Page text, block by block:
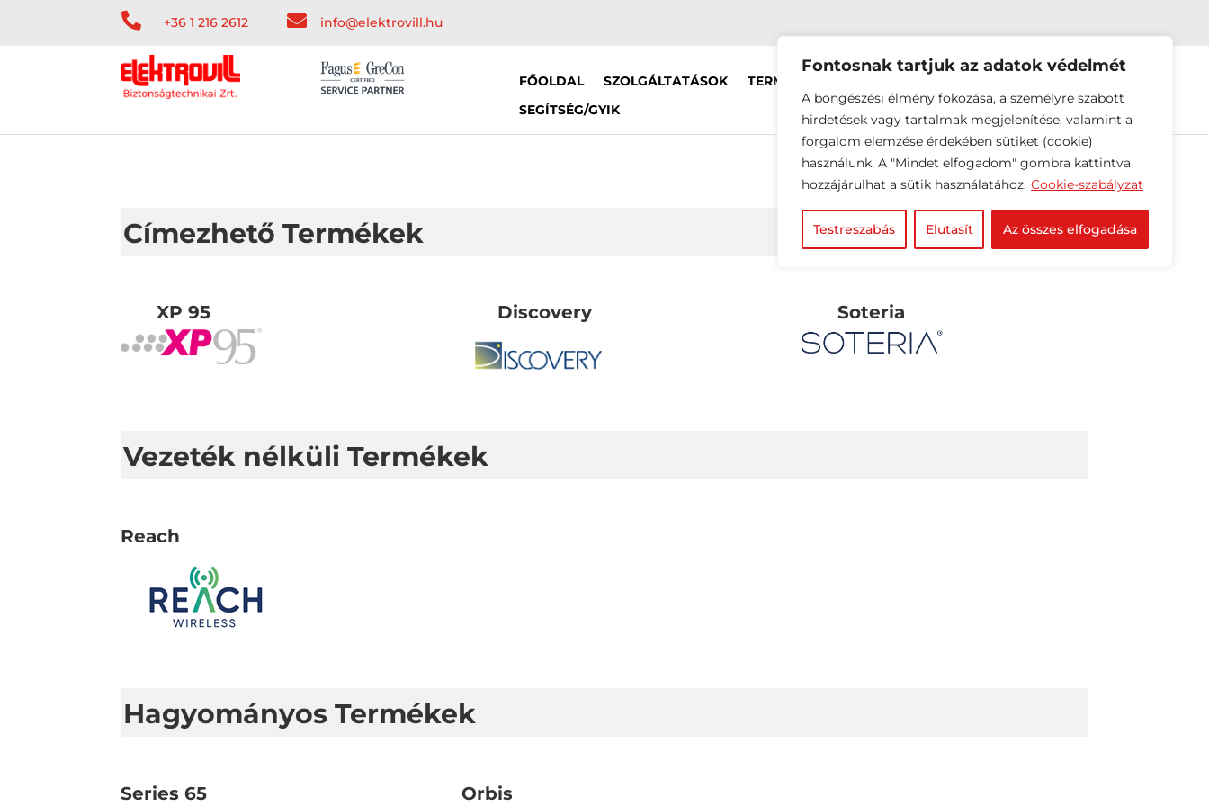
Fontosnak tartjuk az adatok védelmét
A böngészési élmény fokozása, a személyre szabott
hirdetések vagy tartalmak megjelenítése, valamint a
forgalom elemzése érdekében sütiket (cookie)
használunk. A "Mindet elfogadom" gombra kattintva
hozzájárulhat a sütik használatához. Cookie-szabályzat
Testreszabás Elutasít Az összes elfogadása
 +36 1 216 2612  info@elektrovill.hu
FŐOLDAL SZOLGÁLTATÁSOK TERMÉKEINK
SEGÍTSÉG/GYIK
Címezhető Termékek
XP 95 Discovery Soteria
Vezeték nélküli Termékek
Reach
Hagyományos Termékek
Series 65 Orbis